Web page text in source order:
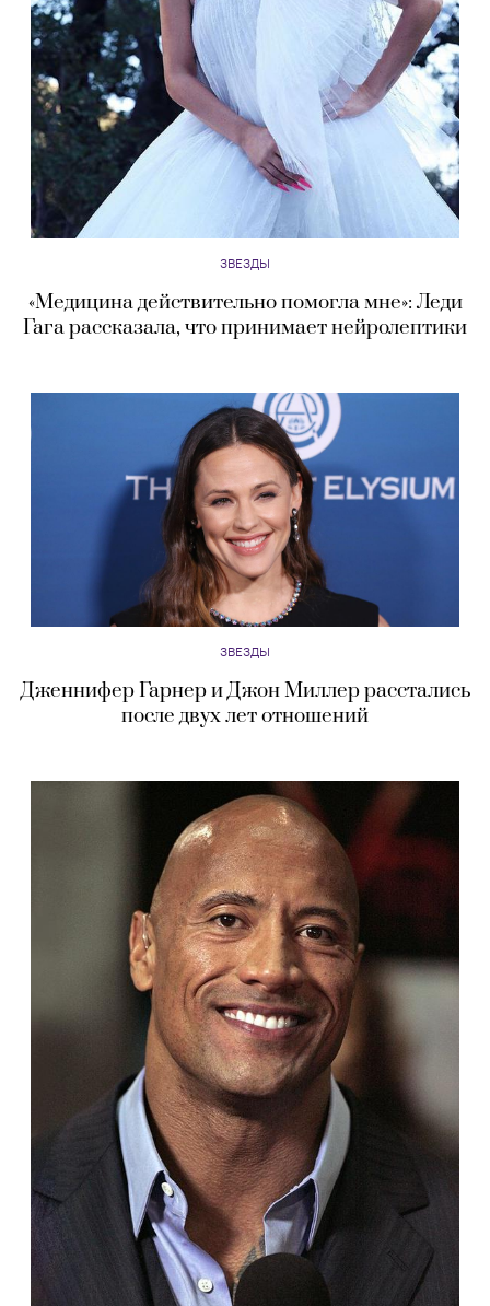
ЗВЕЗДЫ
«Медицина действительно помогла мне»: Леди
Гага рассказала, что принимает нейролептики
ЗВЕЗДЫ
Дженнифер Гарнер и Джон Миллер расстались
после двух лет отношений